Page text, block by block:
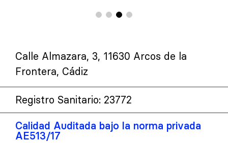
Calle Almazara, 3, 11630 Arcos de la
Frontera, Cádiz
Registro Sanitario: 23772
Calidad Auditada bajo la norma privada
AE513/17